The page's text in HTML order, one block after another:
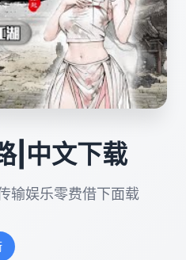
|中文下载
输娱乐零费借下面载